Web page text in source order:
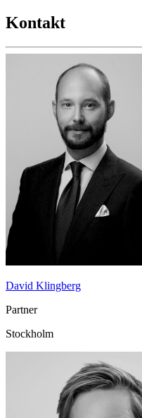
Kontakt
David Klingberg
Partner
Stockholm